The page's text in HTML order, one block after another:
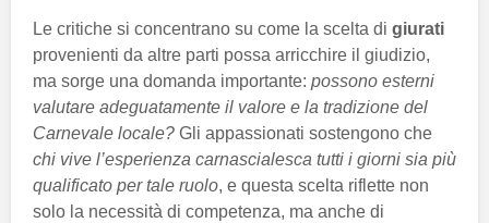
Le critiche si concentrano su come la scelta di giurati
provenienti da altre parti possa arricchire il giudizio,
ma sorge una domanda importante: possono esterni
valutare adeguatamente il valore e la tradizione del
Carnevale locale? Gli appassionati sostengono che
chi vive l’esperienza carnascialesca tutti i giorni sia più
qualificato per tale ruolo, e questa scelta riflette non
solo la necessità di competenza, ma anche di